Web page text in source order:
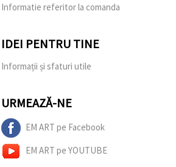
Informatie referitor la comanda
IDEI PENTRU TINE
Informații și sfaturi utile
URMEAZĂ-NE
EM ART pe Facebook
EM ART pe YOUTUBE